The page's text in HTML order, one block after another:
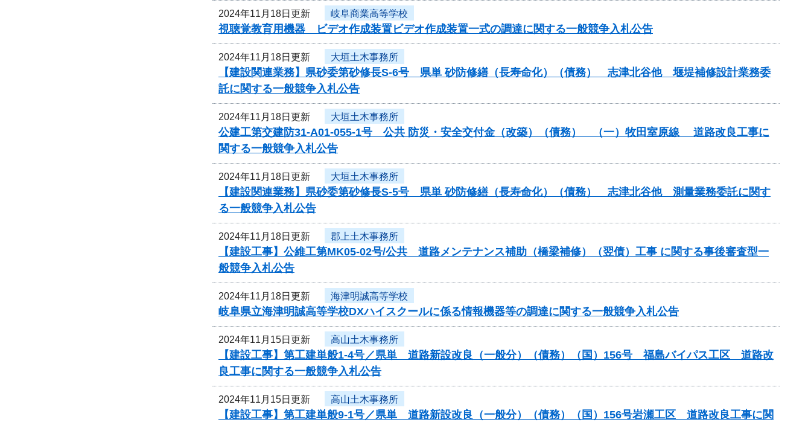
2024年11月18日更新 岐阜商業高等学校
視聴覚教育用機器 ビデオ作成装置ビデオ作成装置一式の調達に関する一般競争入札公告
2024年11月18日更新 大垣土木事務所
【建設関連業務】県砂委第砂修長S-6号 県単 砂防修繕（長寿命化）（債務） 志津北谷他 堰堤補修設計業務委
託に関する一般競争入札公告
2024年11月18日更新 大垣土木事務所
公建工第交建防31-A01-055-1号 公共 防災・安全交付金（改築）（債務） （一）牧田室原線 道路改良工事に
関する一般競争入札公告
2024年11月18日更新 大垣土木事務所
【建設関連業務】県砂委第砂修長S-5号 県単 砂防修繕（長寿命化）（債務） 志津北谷他 測量業務委託に関す
る一般競争入札公告
2024年11月18日更新 郡上土木事務所
【建設工事】公維工第MK05-02号/公共 道路メンテナンス補助（橋梁補修）（翌債）工事 に関する事後審査型一
般競争入札公告
2024年11月18日更新 海津明誠高等学校
岐阜県立海津明誠高等学校DXハイスクールに係る情報機器等の調達に関する一般競争入札公告
2024年11月15日更新 高山土木事務所
【建設工事】第工建単般1-4号／県単 道路新設改良（一般分）（債務）（国）156号 福島バイパス工区 道路改
良工事に関する一般競争入札公告
2024年11月15日更新 高山土木事務所
【建設工事】第工建単般9-1号／県単 道路新設改良（一般分）（債務）（国）156号岩瀬工区 道路改良工事に関